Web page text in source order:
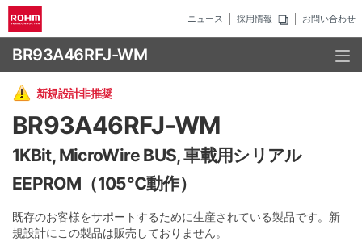
ニュース 採用情報 お問い合わせ
BR93A46RFJ-WM
新規設計非推奨
BR93A46RFJ-WM
1KBit, MicroWire BUS, 車載用シリアル
EEPROM（105℃動作）
既存のお客様をサポートするために生産されている製品です。新
規設計にこの製品は販売しておりません。